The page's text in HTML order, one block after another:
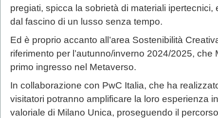
pregiati, spicca la sobrietà di materiali
dal fascino di un lusso senza tempo.
Ed è proprio accanto all’area Sostenibilità
riferimento per l’autunno/inverno 2024/2025,
primo ingresso nel Metaverso.
In collaborazione con PwC Italia, che ha
visitatori potranno amplificare la loro esperienza
valoriale di Milano Unica, proseguendo il